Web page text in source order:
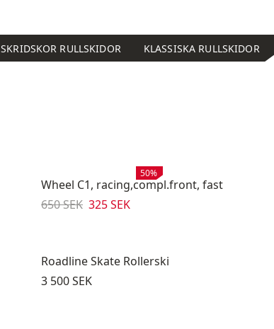
SKRIDSKOR RULLSKIDOR KLASSISKA RULLSKIDOR
Rea:
50%
Wheel C1, racing,compl.front, fast
Originalpris:
650 SEK Reapris:
325 SEK
Roadline Skate Rollerski
Pris:
3 500 SEK